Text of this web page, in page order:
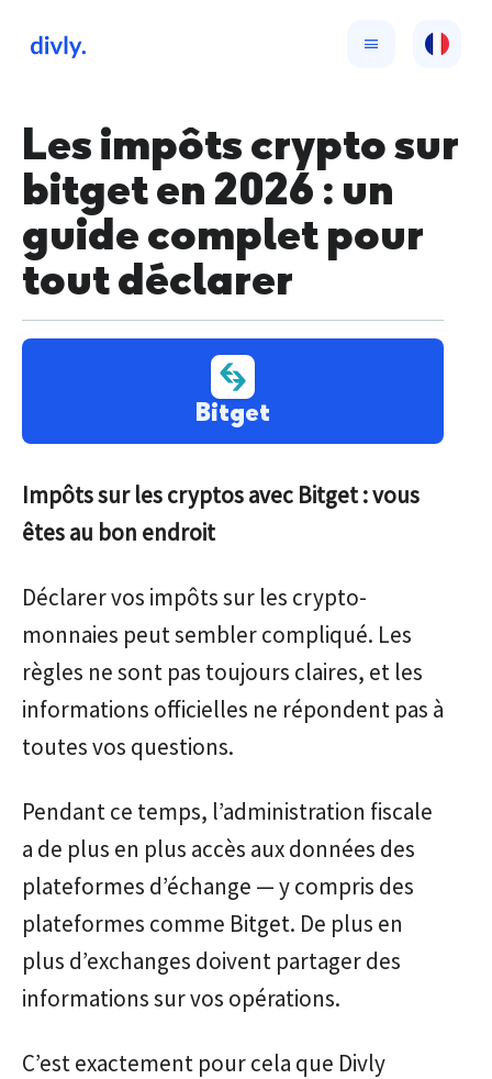
Les impôts crypto sur
bitget en 2026 : un
guide complet pour
tout déclarer
Bitget
Impôts sur les cryptos avec Bitget : vous
êtes au bon endroit
Déclarer vos impôts sur les crypto-
monnaies peut sembler compliqué. Les
règles ne sont pas toujours claires, et les
informations officielles ne répondent pas à
toutes vos questions.
Pendant ce temps, l’administration fiscale
a de plus en plus accès aux données des
plateformes d’échange — y compris des
plateformes comme Bitget. De plus en
plus d’exchanges doivent partager des
informations sur vos opérations.
C’est exactement pour cela que Divly